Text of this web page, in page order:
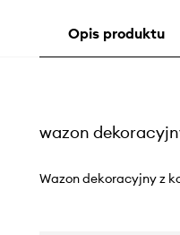
Opis produktu
wazon
Wazon dekoracyjny z